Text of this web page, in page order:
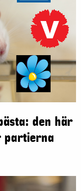
den här
partierna